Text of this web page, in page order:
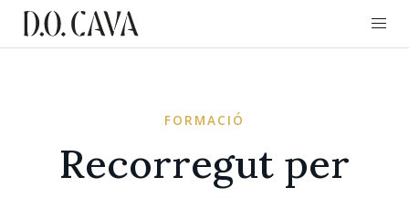
FORMACIÓ
Recorregut per